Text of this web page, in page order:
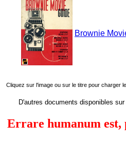
Brownie
Cliquez sur l'image ou sur le titre pour charger
D'autres documents disponibles
Errare humanum est,